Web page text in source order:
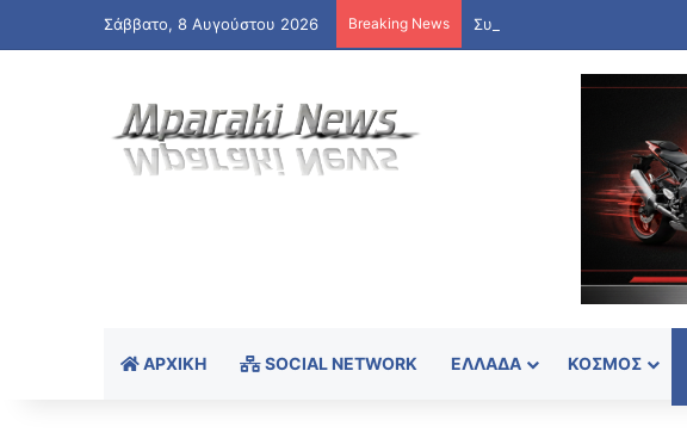
Σάββατο, 8 Αυγούστου 2026 Breaking News
ΑΡΧΙΚΉ SOCIAL NETWORK ΕΛΛΆΔΑ ΚΌΣΜΟΣ